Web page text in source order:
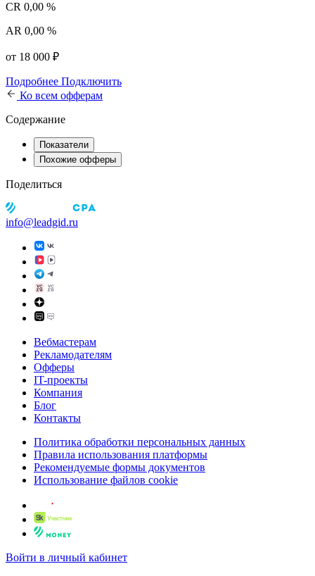
CR 0,00 %
AR 0,00 %
от 18 000 ₽
Подробнее Подключить
Ко всем офферам
Содержание
Показатели
Похожие офферы
Поделиться
info@leadgid.ru
Вебмастерам
Рекламодателям
Офферы
IT-проекты
Компания
Блог
Контакты
Политика обработки персональных данных
Правила использования платформы
Рекомендуемые формы документов
Использование файлов cookie
Войти в личный кабинет